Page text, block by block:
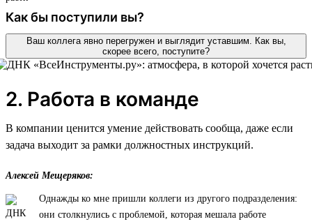
Как бы поступили вы?
Ваш коллега явно перегружен и выглядит уставшим. Как вы,
скорее всего, поступите?
2. Работа в команде
В компании ценится умение действовать сообща, даже если
задача выходит за рамки должностных инструкций.
Алексей Мещеряков:
Однажды ко мне пришли коллеги из другого подразделения:
они столкнулись с проблемой, которая мешала работе